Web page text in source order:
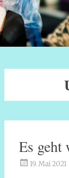
Es geht
19. Mai 2021